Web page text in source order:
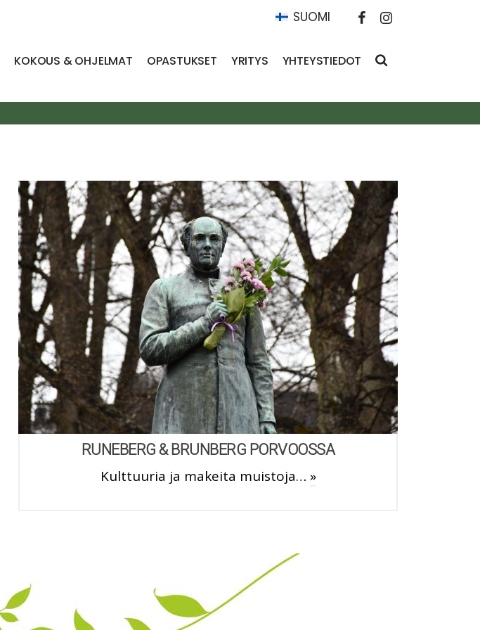
SUOMI
KOKOUS & OHJELMAT OPASTUKSET YRITYS YHTEYSTIEDOT
RUNEBERG & BRUNBERG PORVOOSSA
Kulttuuria ja makeita muistoja… »